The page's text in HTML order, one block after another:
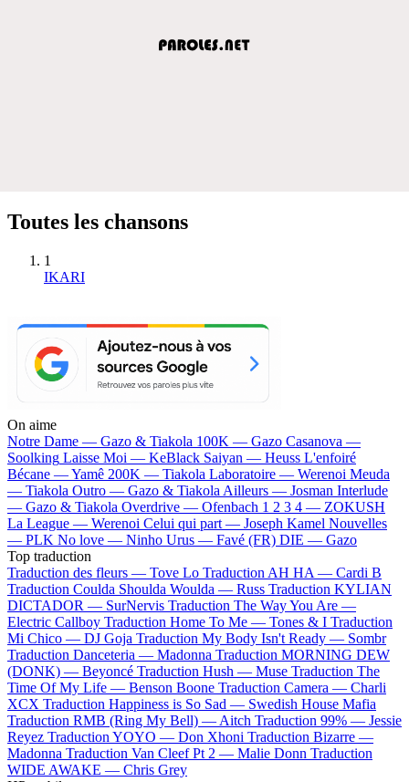
Toutes les chansons
1
IKARI
On aime
Notre Dame — Gazo & Tiakola 100K — Gazo Casanova —
Soolking Laisse Moi — KeBlack Saiyan — Heuss L'enfoiré
Bécane —Yamê 200K — Tiakola Laboratoire — Werenoi Meuda
— Tiakola Outro — Gazo & Tiakola Ailleurs — Josman Interlude
— Gazo & Tiakola Overdrive — Ofenbach 1 2 3 4 — ZOKUSH
La League — Werenoi Celui qui part — Joseph Kamel Nouvelles
— PLK No love — Ninho Urus — Favé (FR) DIE — Gazo
Top traduction
Traduction des fleurs — Tove Lo Traduction AH HA — Cardi B
Traduction Coulda Shoulda Woulda — Russ Traduction KYLIAN
DICTADOR — SurNervis Traduction The Way You Are —
Electric Callboy Traduction Home To Me — Tones & I Traduction
Mi Chico — DJ Goja Traduction My Body Isn't Ready — Sombr
Traduction Danceteria — Madonna Traduction MORNING DEW
(DONK) — Beyoncé Traduction Hush — Muse Traduction The
Time Of My Life — Benson Boone Traduction Camera — Charli
XCX Traduction Happiness is So Sad — Swedish House Mafia
Traduction RMB (Ring My Bell) — Aitch Traduction 99% — Jessie
Reyez Traduction YOYO — Don Xhoni Traduction Bizarre —
Madonna Traduction Van Cleef Pt 2 — Malie Donn Traduction
WIDE AWAKE — Chris Grey